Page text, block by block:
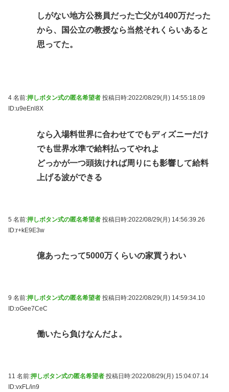
しがない地方公務員だった亡父が1400万だった
から、国公立の教授なら当然それくらいあると
思ってた。
4 名前:押しボタン式の匿名希望者 投稿日時:2022/08/29(月) 14:55:18.09
ID:u9eEnl8X
なら入場料世界に合わせてでもディズニーだけ
でも世界水準で給料払ってやれよ
どっかが一つ頭抜ければ周りにも影響して給料
上げる波ができる
5 名前:押しボタン式の匿名希望者 投稿日時:2022/08/29(月) 14:56:39.26
ID:r+kE9E3w
億あったって5000万くらいの家買うわい
9 名前:押しボタン式の匿名希望者 投稿日時:2022/08/29(月) 14:59:34.10
ID:oGee7CeC
働いたら負けなんだよ。
11 名前:押しボタン式の匿名希望者 投稿日時:2022/08/29(月) 15:04:07.14
ID:vxFL/in9